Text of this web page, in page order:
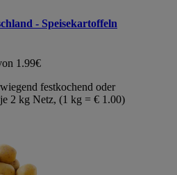
- Speisekartoffeln
1.99€
festkochend oder
2 kg Netz, (1 kg = € 1.00)